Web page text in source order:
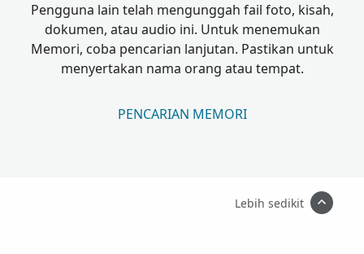
Pengguna lain telah mengunggah fail foto, kisah,
dokumen, atau audio ini. Untuk menemukan
Memori, coba pencarian lanjutan. Pastikan untuk
menyertakan nama orang atau tempat.
PENCARIAN MEMORI
Lebih sedikit